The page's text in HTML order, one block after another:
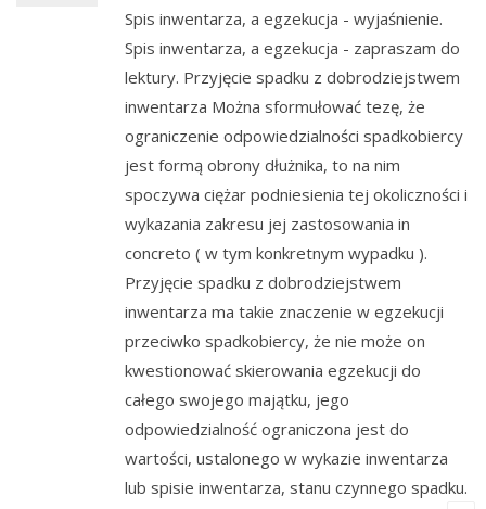
Spis inwentarza, a egzekucja - wyjaśnienie.
Spis inwentarza, a egzekucja - zapraszam do
lektury. Przyjęcie spadku z dobrodziejstwem
inwentarza Można sformułować tezę, że
ograniczenie odpowiedzialności spadkobiercy
jest formą obrony dłużnika, to na nim
spoczywa ciężar podniesienia tej okoliczności i
wykazania zakresu jej zastosowania in
concreto ( w tym konkretnym wypadku ).
Przyjęcie spadku z dobrodziejstwem
inwentarza ma takie znaczenie w egzekucji
przeciwko spadkobiercy, że nie może on
kwestionować skierowania egzekucji do
całego swojego majątku, jego
odpowiedzialność ograniczona jest do
wartości, ustalonego w wykazie inwentarza
lub spisie inwentarza, stanu czynnego spadku.